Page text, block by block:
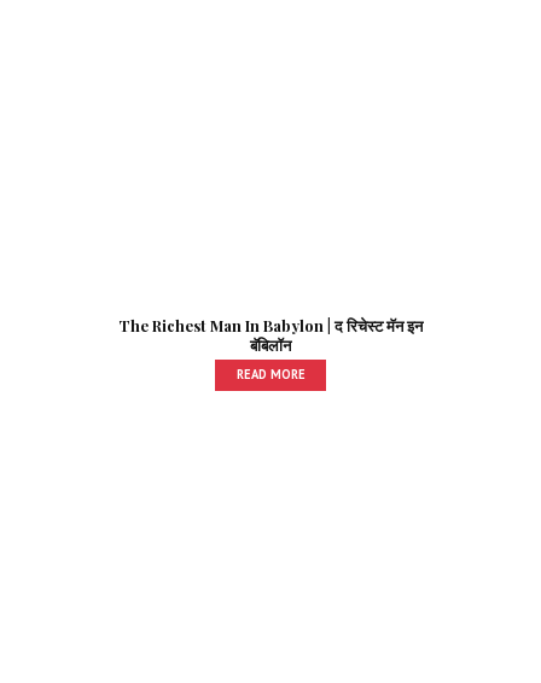
The Richest Man In Babylon | द रिचेस्ट मॅन इन
बॅबिलॉन
READ MORE